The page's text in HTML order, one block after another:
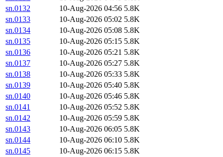
sn.0132
10-Aug-2026 04:56 5.8K
sn.0133
10-Aug-2026 05:02 5.8K
sn.0134
10-Aug-2026 05:08 5.8K
sn.0135
10-Aug-2026 05:15 5.8K
sn.0136
10-Aug-2026 05:21 5.8K
sn.0137
10-Aug-2026 05:27 5.8K
sn.0138
10-Aug-2026 05:33 5.8K
sn.0139
10-Aug-2026 05:40 5.8K
sn.0140
10-Aug-2026 05:46 5.8K
sn.0141
10-Aug-2026 05:52 5.8K
sn.0142
10-Aug-2026 05:59 5.8K
sn.0143
10-Aug-2026 06:05 5.8K
sn.0144
10-Aug-2026 06:10 5.8K
sn.0145
10-Aug-2026 06:15 5.8K